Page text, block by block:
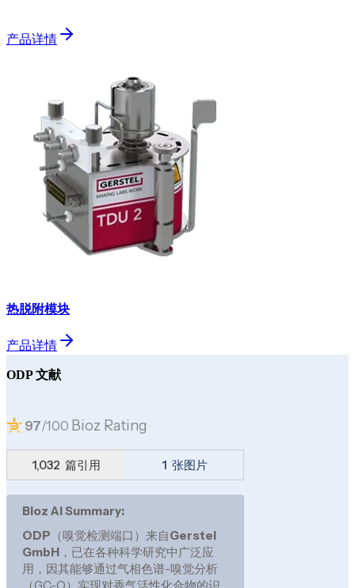
产品详情
热脱附模块
产品详情
ODP 文献